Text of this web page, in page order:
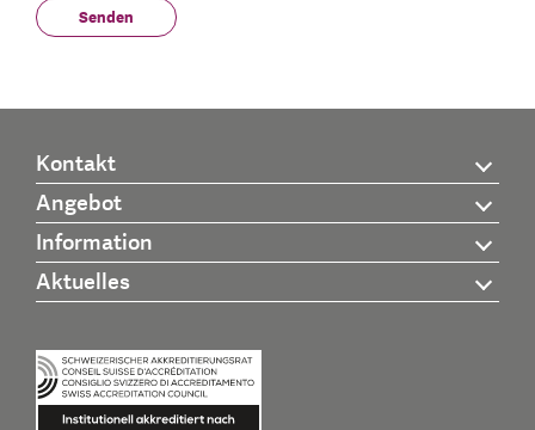
Kontakt
Angebot
Information
Aktuelles